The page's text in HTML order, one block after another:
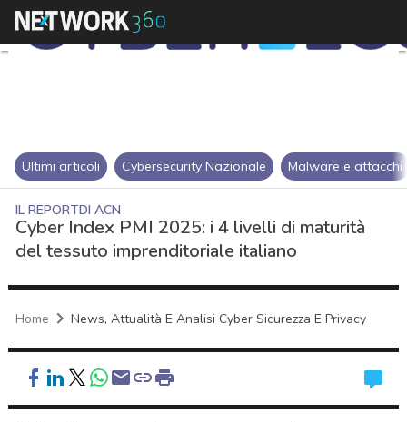
Ultimi articoli Cybersecurity Nazionale Malware e attacchi
IL REPORTDI ACN
Cyber Index PMI 2025: i 4 livelli di maturità
del tessuto imprenditoriale italiano
Home News, Attualità E Analisi Cyber Sicurezza E Privacy